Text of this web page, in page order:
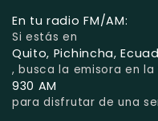
En tu radio FM/AM:
Si estás en
Quito, Pichincha,
, busca la emisora en
930 AM
para disfrutar de una